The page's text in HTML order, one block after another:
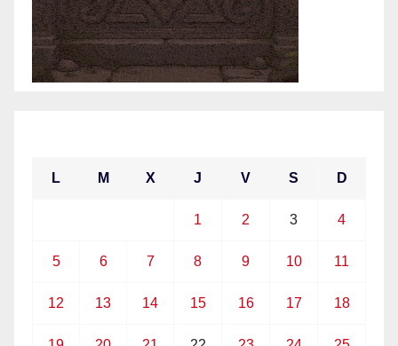
L M X J V S D
1 2 3 4
5 6 7 8 9 10 11
12 13 14 15 16 17 18